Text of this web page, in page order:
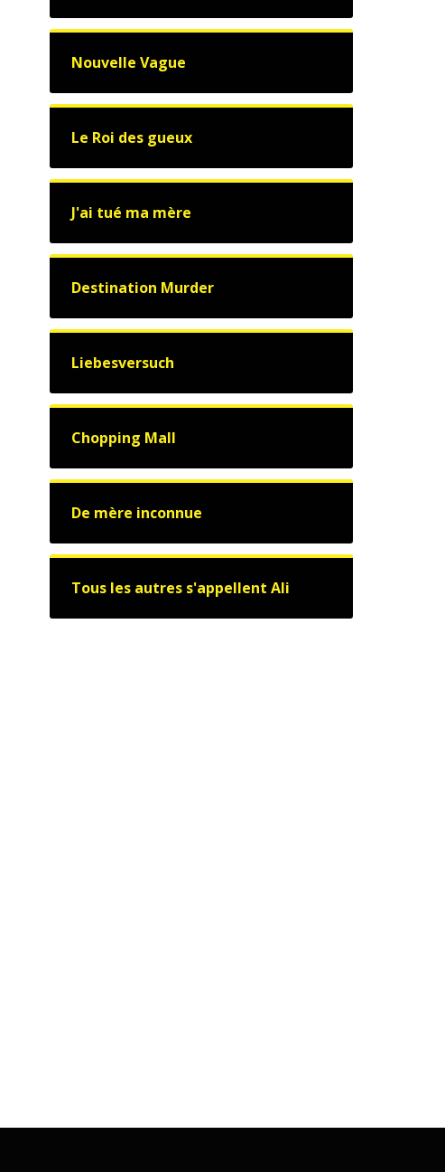
Nouvelle Vague
Le Roi des gueux
J'ai tué ma mère
Destination Murder
Liebesversuch
Chopping Mall
De mère inconnue
Tous les autres s'appellent Ali